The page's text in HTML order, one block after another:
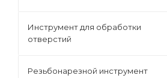
Инструмент для обработки
отверстий
Резьбонарезной инструмент